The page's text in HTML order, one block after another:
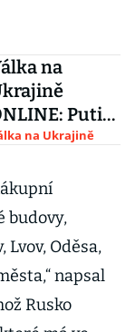
na
Putin
svět váhá
tlak,
míní Zelenskyj
na Ukrajině
budovy,
Oděsa,
napsal
Rusko